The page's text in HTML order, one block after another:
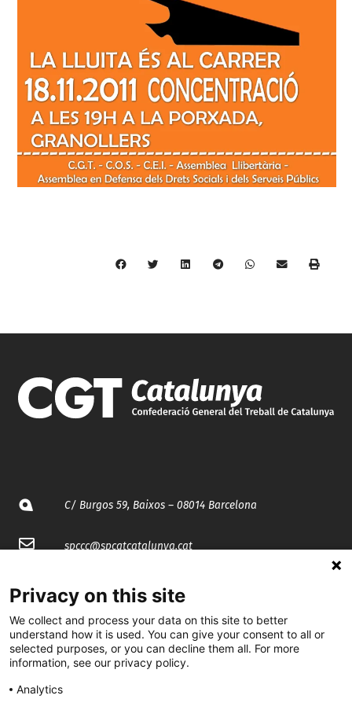
C/ Burgos 59, Baixos – 08014 Barcelona
spccc@spcgtcatalunya.cat
@CGTCatalunya
cgtcatalunya
CGTCatalunya
Privacy on this site
We collect and process your data on this site to better
understand how it is used. You can give your consent to all or
selected purposes, or you can decline them all. For more
information, see our privacy policy.
Analytics